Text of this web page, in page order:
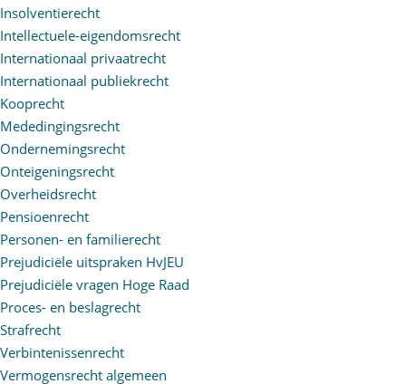
Insolventierecht
Intellectuele-eigendomsrecht
Internationaal privaatrecht
Internationaal publiekrecht
Kooprecht
Mededingingsrecht
Ondernemingsrecht
Onteigeningsrecht
Overheidsrecht
Pensioenrecht
Personen- en familierecht
Prejudiciële uitspraken HvJEU
Prejudiciële vragen Hoge Raad
Proces- en beslagrecht
Strafrecht
Verbintenissenrecht
Vermogensrecht algemeen